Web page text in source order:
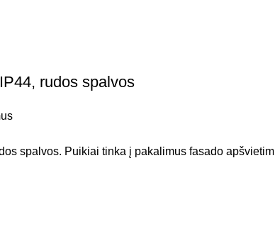
rudos spalvos
spalvos. Puikiai tinka į pakalimus fasado